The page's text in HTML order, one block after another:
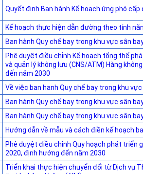
Quyết định Ban hành Kế hoạch ứng phó
Kế hoạch thực hiện dẫn đường theo tính
Ban hành Quy chế bay trong khu vực sân
Phê duyệt điều chỉnh Kế hoạch tổng thể
và quản lý không lưu (CNS/ATM) Hàng
đến năm 2030
Về việc ban hanh Quy chế bay trong khu
Ban hành Quy chế bay trong khu vực sân
Ban hành Quy chế bay trong khu vực sân
Hướng dẫn về mẫu và cách điền kế hoạch
Phê duyệt điều chỉnh Quy hoạch phát triển
2020, định hướng đến năm 2030
Triển khai thực hiện chuyển đổi từ Dịch vụ